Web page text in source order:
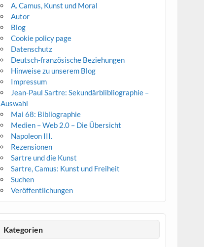
A. Camus, Kunst und Moral
Autor
Blog
Cookie policy page
Datenschutz
Deutsch-französische Beziehungen
Hinweise zu unserem Blog
Impressum
Jean-Paul Sartre: Sekundärblibliographie –
Auswahl
Mai 68: Bibliographie
Medien – Web 2.0 – Die Übersicht
Napoleon III.
Rezensionen
Sartre und die Kunst
Sartre, Camus: Kunst und Freiheit
Suchen
Veröffentlichungen
Kategorien